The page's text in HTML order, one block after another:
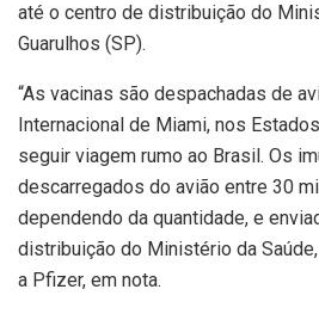
até o centro de distribuição do
Guarulhos (SP).
“As vacinas são despachadas de
Internacional de Miami, nos
seguir viagem rumo ao Brasil. Os
descarregados do avião entre 30
dependendo da quantidade, e
distribuição do Ministério da
a Pfizer, em nota.